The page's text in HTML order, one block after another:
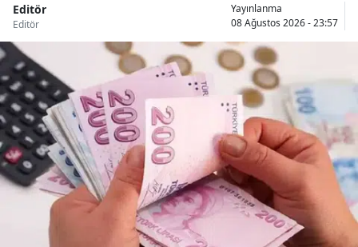
Editör
Editör
Yayınlanma
08 Ağustos 2026 - 23:57